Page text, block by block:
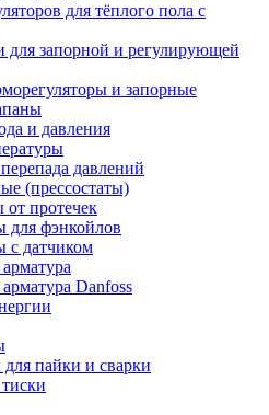
для тёплого пола с
для запорной и регулирующей
и запорные
и давления
давлений
(прессостаты)
протечек
для фэнкойлов
с датчиком
Danfoss
для пайки и сварки